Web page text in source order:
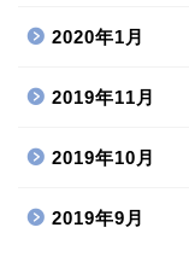
2020年1月
2019年11月
2019年10月
2019年9月